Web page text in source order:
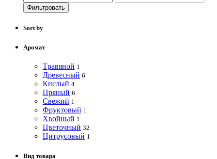
Фильтровать
Sort by
Аромат
Tравяной 1
Древесный 6
Кислый 4
Пряный 6
Свежий 1
Фруктовый 1
Хвойный 1
Цветочный 32
Цитрусовый 1
Вид товара